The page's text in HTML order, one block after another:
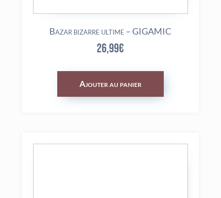
Bazar bizarre ultime – GIGAMIC
26,99€
Ajouter au panier